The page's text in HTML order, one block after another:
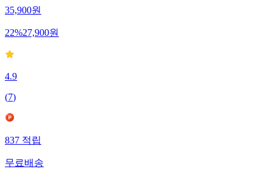
35,900원
22%27,900원
4.9
(7)
837적립
무료배송